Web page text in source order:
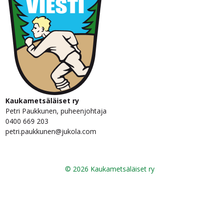
Kaukametsäläiset ry
Petri Paukkunen, puheenjohtaja
0400 669 203
petri.paukkunen@jukola.com
© 2026 Kaukametsäläiset ry